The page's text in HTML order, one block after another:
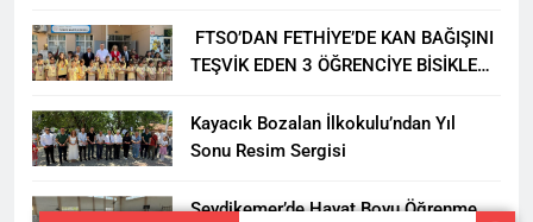
FTSO’DAN FETHİYE’DE KAN BAĞIŞINI
TEŞVİK EDEN 3 ÖĞRENCİYE BİSİKLET
Kayacık Bozalan İlkokulu’ndan Yıl
Sonu Resim Sergisi
Seydikemer’de Hayat Boyu Öğrenme